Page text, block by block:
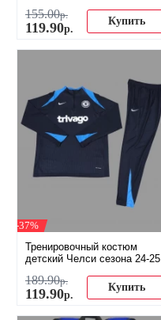
155.00р.
119.90р.
Купить
-37%
Тренировочный костюм
детский Челси сезона 24-25
189.90р.
119.90р.
Купить